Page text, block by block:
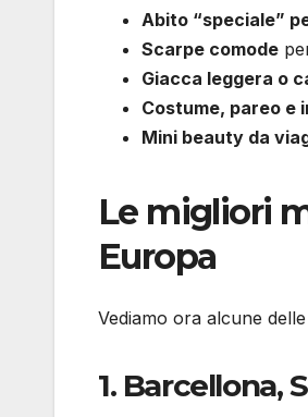
Abito “speciale”
Scarpe comode
Giacca leggera o
Costume, pareo e
Mini beauty da
Le migliori
Europa
Vediamo ora alcune delle
1. Barcellona,